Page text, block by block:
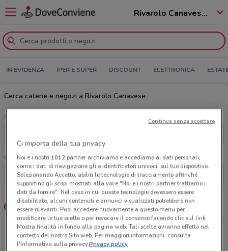
Rivarolo Canavese - 10086
IN EVIDENZA IPER E SUPER DISCOUNT ELETTRONICA
Cerca catene e negozi a Rivarolo Canavese
Scegli una categoria
Cerca una catena
Lista Mappa
C.SO ITALIA 46 Rivarolo Canavese
10 m
Ci importa della tua privacy
Noi e i nostri 1012partner archiviamo e accediamo ai dati personali,
come i dati di navigazione gli o identificatori univoci, sul tuo dispositivo.
Selezionando Accetto, abiliti le tecnologie di tracciamento affinché
supportino gli scopi mostrati alla voce "Noi e i nostri partner trattiamo i
dati da fornire". Nel caso in cui queste tecnologie dovessero essere
disabilitate, alcuni contenuti e annunci visualizzati potrebbero non
essere rilevanti. Puoi accedere nuovamente a questo menu per
modificare le tue scelte o per revocare il consenso facendo clic sul link
Mostra finalità in fondo alla pagina web. Tali scelte avranno effetto nel
contesto del nostro Sito web. Per maggiori informazioni, consulta
l'Informativa sulla privacy.Privacy policy
Continua senza accettare